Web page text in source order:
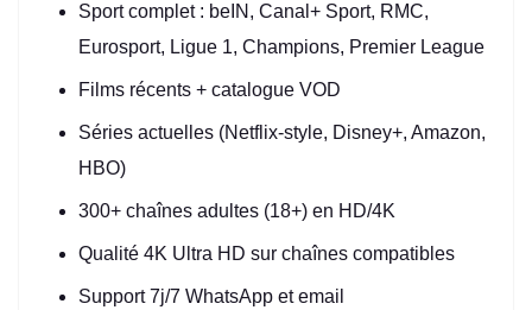
Sport complet : beIN, Canal+ Sport, RMC,
Eurosport, Ligue 1, Champions, Premier League
Films récents + catalogue VOD
Séries actuelles (Netflix-style, Disney+, Amazon,
HBO)
300+ chaînes adultes (18+) en HD/4K
Qualité 4K Ultra HD sur chaînes compatibles
Support 7j/7 WhatsApp et email